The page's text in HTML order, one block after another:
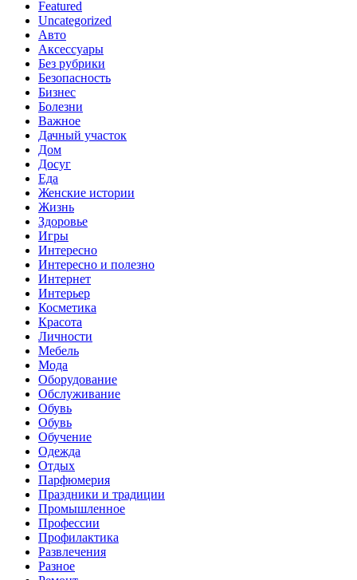
Featured
Uncategorized
Авто
Аксессуары
Без рубрики
Безопасность
Бизнес
Болезни
Важное
Дачный участок
Дом
Досуг
Еда
Женские истории
Жизнь
Здоровье
Игры
Интересно
Интересно и полезно
Интернет
Интерьер
Косметика
Красота
Личности
Мебель
Мода
Оборудование
Обслуживание
Обувь
Обувь
Обучение
Одежда
Отдых
Парфюмерия
Праздники и традиции
Промышленное
Профессии
Профилактика
Развлечения
Разное